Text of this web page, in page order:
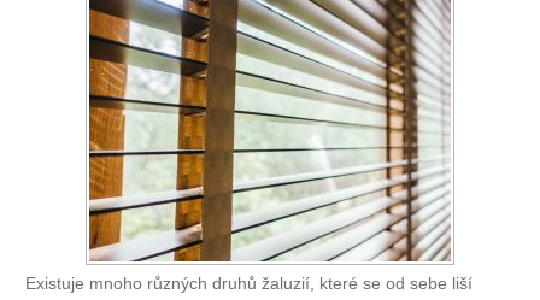
Existuje mnoho různých druhů žaluzií, které se od sebe liší